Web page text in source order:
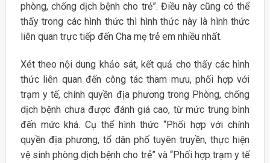
phòng, chống dịch bệnh cho trẻ”. Điều này cũng có thể
thấy trong các hình thức thì hình thức này là hình thức
liên quan trực tiếp đến Cha mẹ trẻ em nhiều nhất.
Xét theo nội dung khảo sát, kết quả cho thấy các hình
thức liên quan đến công tác tham mưu, phối hợp với
trạm y tế, chính quyền địa phương trong Phòng, chống
dịch bệnh chưa được đánh giá cao, từ mức trung bình
đến mức khá. Cụ thể hình thức “Phối hợp với chính
quyền địa phương, tổ dân phố tuyên truyền, thực hiện
vệ sinh phòng dịch bệnh cho trẻ” và “Phối hợp trạm y tế